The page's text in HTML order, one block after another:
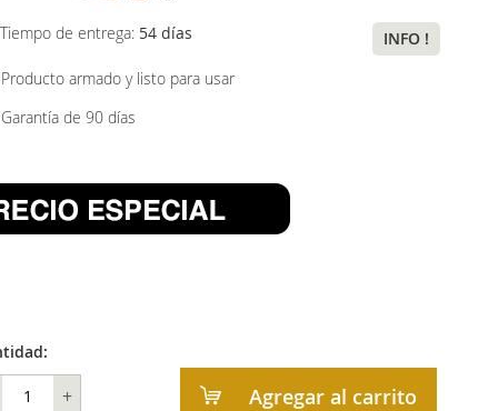
Tiempo de entrega: 54 días
INFO !
Producto armado y listo para usar
Garantía de 90 días
+ Agregar al carrito